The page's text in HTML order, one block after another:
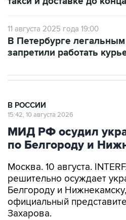
11 августа 2025 года 19:00
В Петербурге
запретили работать
В РОССИИ
15:42, 10 августа 2026
МИД РФ осудил
по Белгороду и
Москва. 10 августа.
решительно осуждает
Белгороду и
официальный
Захарова.